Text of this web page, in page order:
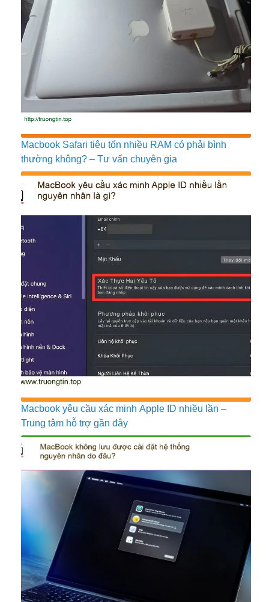
Macbook Safari tiêu tốn nhiều RAM có phải bình
thường không? – Tư vấn chuyên gia
Macbook yêu cầu xác minh Apple ID nhiều lần –
Trung tâm hỗ trợ gần đây